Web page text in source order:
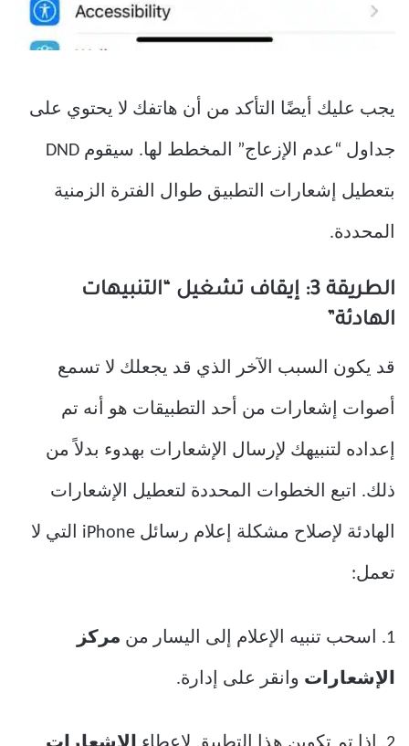
يجب عليك أيضًا التأكد من أن هاتفك لا يحتوي على
جداول “عدم الإزعاج” المخطط لها. سيقوم DND
بتعطيل إشعارات التطبيق طوال الفترة الزمنية
المحددة.
الطريقة 3: إيقاف تشغيل “التنبيهات
الهادئة”
قد يكون السبب الآخر الذي قد يجعلك لا تسمع
أصوات إشعارات من أحد التطبيقات هو أنه تم
إعداده لتنبيهك لإرسال الإشعارات بهدوء بدلاً من
ذلك. اتبع الخطوات المحددة لتعطيل الإشعارات
الهادئة لإصلاح مشكلة إعلام رسائل iPhone التي لا
تعمل:
1. اسحب تنبيه الإعلام إلى اليسار من مركز
الإشعارات وانقر على إدارة.